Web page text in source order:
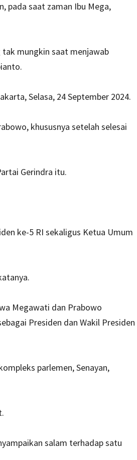
pada saat zaman Ibu Mega,
tak mungkin saat menjawab
Selasa, 24 September 2024.
khususnya setelah selesai
Gerindra itu.
ke-5 RI sekaligus Ketua Umum
Megawati dan Prabowo
Presiden dan Wakil Presiden
parlemen, Senayan,
salam terhadap satu